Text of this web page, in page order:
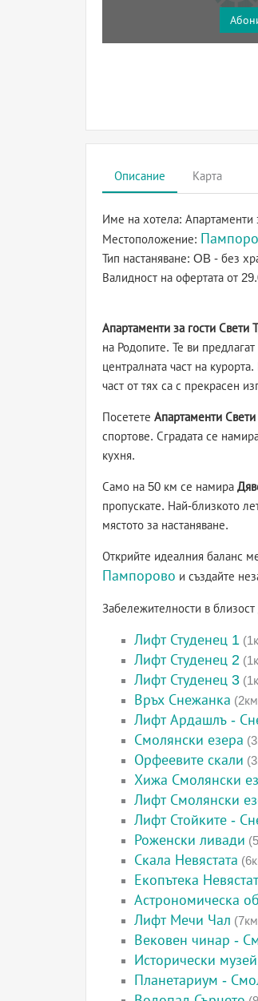
Описание Карта
Име на хотела: Апартаменти
Местоположение:
Тип настаняване: OB - без
Валидност на офертата от
Апартаменти за гости Свети
на Родопите. Те ви
централната част на
част от тях са с прекрасен
Посетете Апартаменти
спортове. Сградата се
кухня.
Само на 50 км се намира
пропускате. Най-близкото
мястото за настаняване.
Открийте идеалния баланс
Пампорово и създайте
Забележителности в
Лифт Студенец 1
Лифт Студенец 2
Лифт Студенец 3
Връх Снежанка
Лифт Ардашлъ -
Смолянски езера
Орфеевите скали
Хижа Смолянски
Лифт Смолянски
Лифт Стойките -
Роженски ливади
Скала Невястата
Екопътека
Астрономическа
Лифт Мечи Чал
Вековен чинар -
Исторически
Планетариум -